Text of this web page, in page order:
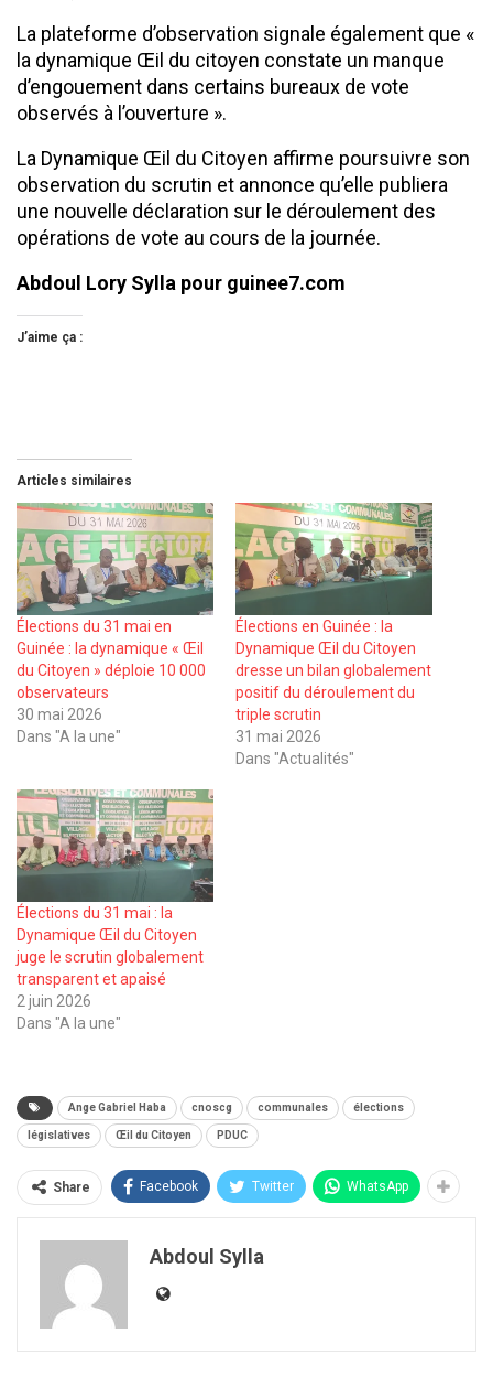
La plateforme d’observation signale également que «
la dynamique Œil du citoyen constate un manque
d’engouement dans certains bureaux de vote
observés à l’ouverture ».
La Dynamique Œil du Citoyen affirme poursuivre son
observation du scrutin et annonce qu’elle publiera
une nouvelle déclaration sur le déroulement des
opérations de vote au cours de la journée.
Abdoul Lory Sylla pour guinee7.com
J’aime ça :
Articles similaires
Élections du 31 mai en
Guinée : la dynamique « Œil
du Citoyen » déploie 10 000
observateurs
30 mai 2026
Dans "A la une"
Élections en Guinée : la
Dynamique Œil du Citoyen
dresse un bilan globalement
positif du déroulement du
triple scrutin
31 mai 2026
Dans "Actualités"
Élections du 31 mai : la
Dynamique Œil du Citoyen
juge le scrutin globalement
transparent et apaisé
2 juin 2026
Dans "A la une"
Ange Gabriel Haba cnoscg communales élections
législatives Œil du Citoyen PDUC
Share Facebook Twitter WhatsApp
Abdoul Sylla